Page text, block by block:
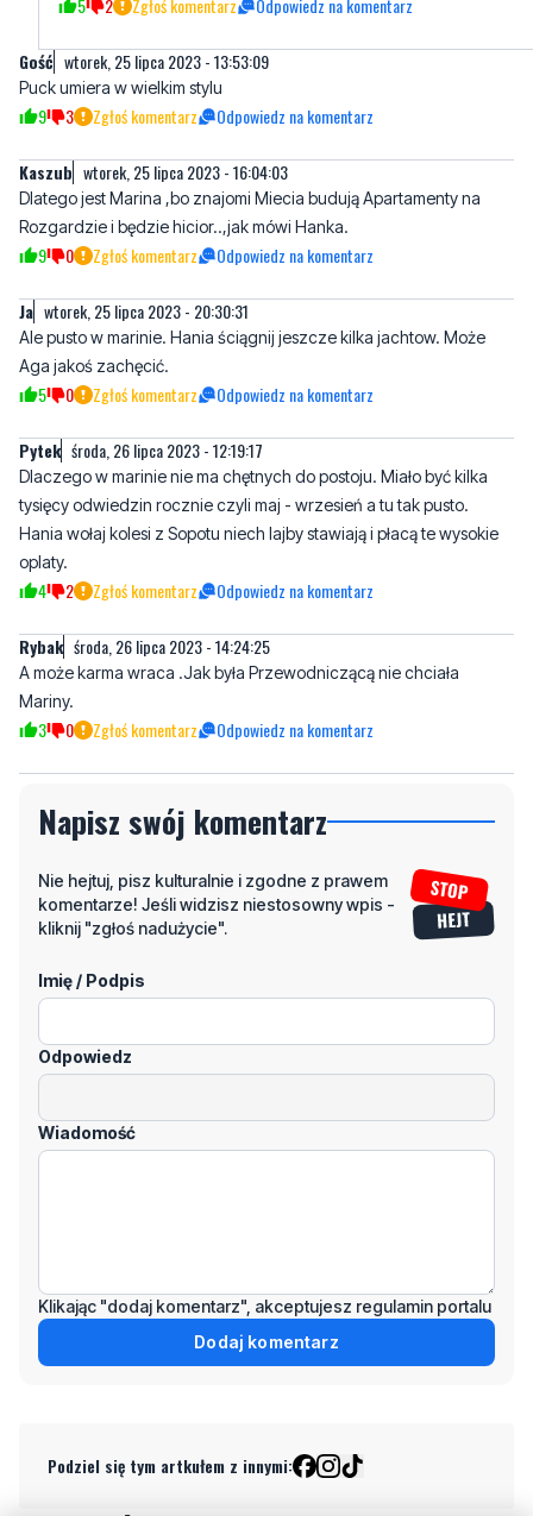
Kaszub wtorek, 25 lipca 2023 - 16:04:03
Dlatego jest Marina ,bo znajomi Miecia budują Apartamenty na
9 0 Zgłoś komentarz Odpowiedz na komentarz
Ja wtorek, 25 lipca 2023 - 20:30:31
Ale pusto w marinie. Hania ściągnij jeszcze kilka jachtow. Może
5 0 Zgłoś komentarz Odpowiedz na komentarz
Pytek środa, 26 lipca 2023 - 12:19:17
Dlaczego w marinie nie ma chętnych do postoju. Miało być kilka
Hania wołaj kolesi z Sopotu niech lajby stawiają i płacą te wysokie
oplaty.
4 2 Zgłoś komentarz Odpowiedz na komentarz
Rybak
A może karma wraca .Jak była Przewodniczącą nie chciała
3 0 Zgłoś komentarz Odpowiedz na komentarz
Napisz swój komentarz
komentarze! Jeśli widzisz niestosowny wpis -
kliknij "zgłoś nadużycie".
Imię / Podpis
Odpowiedz
Wiadomość